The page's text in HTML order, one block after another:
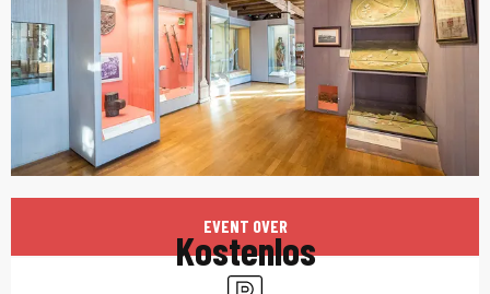
Öffnungszeiten &
EVENT OVER
Kostenlos
Parkplatz